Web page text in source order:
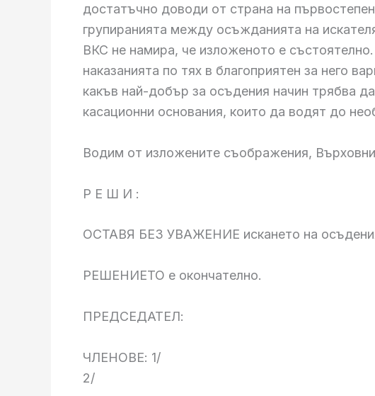
достатъчно доводи от страна на
групиранията между осъжданията на
ВКС не намира, че изложеното е
наказанията по тях в благоприятен за него
какъв най-добър за осъдения начин трябва
касационни основания, които да водят до
Водим от изложените съображения,
Р Е Ш И :
ОСТАВЯ БЕЗ УВАЖЕНИЕ искането на
РЕШЕНИЕТО е окончателно.
ПРЕДСЕДАТЕЛ:
ЧЛЕНОВЕ: 1/
2/